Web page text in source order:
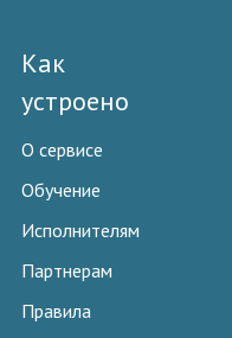
Как
устроено
О сервисе
Обучение
Исполнителям
Партнерам
Правила